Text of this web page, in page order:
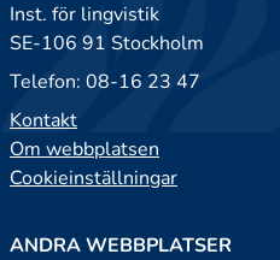
Inst. för lingvistik
SE-106 91 Stockholm
Telefon: 08-16 23 47
Kontakt
Om webbplatsen
Cookieinställningar
ANDRA WEBBPLATSER